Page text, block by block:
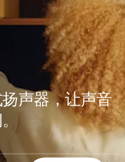
声器，让声音